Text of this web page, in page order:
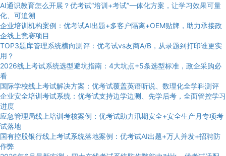
AI通识教育怎么开展？优考试“培训+考试”一体化方案，让学习效果可量
化、可追溯
企业培训机构案例：优考试AI出题+多客户隔离+OEM贴牌，助力承接政
企线上竞赛项目
TOP3题库管理系统横向测评：优考试vs友商A/B，从录题到打印谁更实
用？
2026线上考试系统选型避坑指南：4大坑点+5条选型标准，政企采购必
看
国际学校线上考试解决方案：优考试覆盖英语听说、数理化全学科测评
企业安全培训考试系统：优考试支持边学边测、先学后考，全面管控学习
进度
应急管理局线上培训考核案例：优考试助力汛期安全+安全生产月专项考
试落地
国有控股银行线上考试系统落地案例：优考试AI出题+万人并发+招聘防
作弊